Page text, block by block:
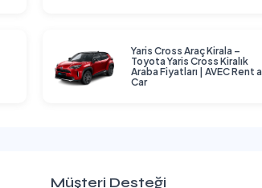
Yaris Cross Araç Kirala –
Toyota Yaris Cross Kiralık
Araba Fiyatları | AVEC Rent a
Car
Müşteri Desteği